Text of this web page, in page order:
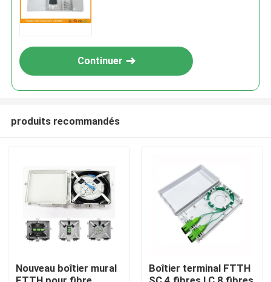
Continuer
produits recommandés
Nouveau boîtier mural
Boîtier terminal FTTH